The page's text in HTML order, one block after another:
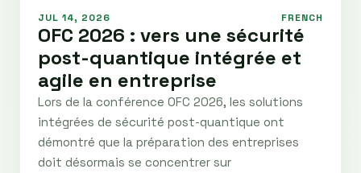
JUL 14, 2026 FRENCH
OFC 2026 : vers une sécurité
post-quantique intégrée et
agile en entreprise
Lors de la conférence OFC 2026, les solutions
intégrées de sécurité post-quantique ont
démontré que la préparation des entreprises
doit désormais se concentrer sur